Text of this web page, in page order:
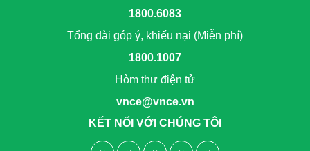
1800.6083
Tổng đài góp ý, khiếu nại (Miễn phí)
1800.1007
Hòm thư điện tử
vnce@vnce.vn
KẾT NỐI VỚI CHÚNG TÔI